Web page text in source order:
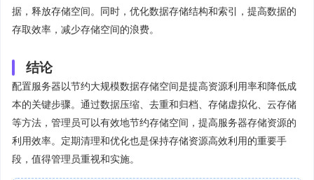
据，释放存储空间。同时，优化数据存储结构和索引，提高数据的
存取效率，减少存储空间的浪费。
结论
配置服务器以节约大规模数据存储空间是提高资源利用率和降低成
本的关键步骤。通过数据压缩、去重和归档、存储虚拟化、云存储
等方法，管理员可以有效地节约存储空间，提高服务器存储资源的
利用效率。定期清理和优化也是保持存储资源高效利用的重要手
段，值得管理员重视和实施。